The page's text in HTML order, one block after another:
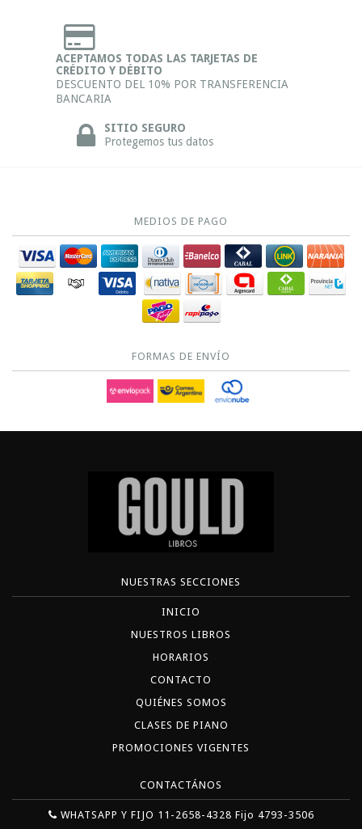
ACEPTAMOS TODAS LAS TARJETAS DE
CRÉDITO Y DÉBITO
DESCUENTO DEL 10% POR TRANSFERENCIA
BANCARIA
SITIO SEGURO
Protegemos tus datos
MEDIOS DE PAGO
FORMAS DE ENVÍO
NUESTRAS SECCIONES
INICIO
NUESTROS LIBROS
HORARIOS
CONTACTO
QUIÉNES SOMOS
CLASES DE PIANO
PROMOCIONES VIGENTES
CONTACTÁNOS
WHATSAPP Y FIJO 11-2658-4328 Fijo 4793-3506